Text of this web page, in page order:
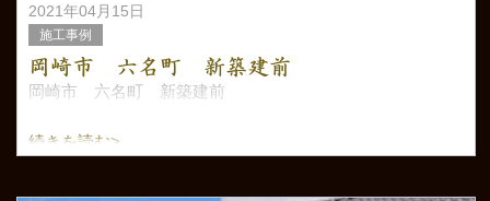
2021年04月15日
施工事例
岡崎市 六名町 新築建前
岡崎市 六名町 新築建前
続きを読む>